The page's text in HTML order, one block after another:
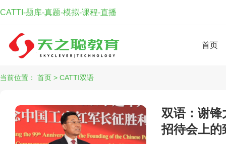
CATTI-题库-真题-模拟-课程-直播
首页
当前位置： 首页 > CATTI双语
双语：谢锋
招待会上的